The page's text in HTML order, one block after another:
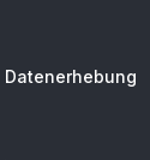
Datenerhebung